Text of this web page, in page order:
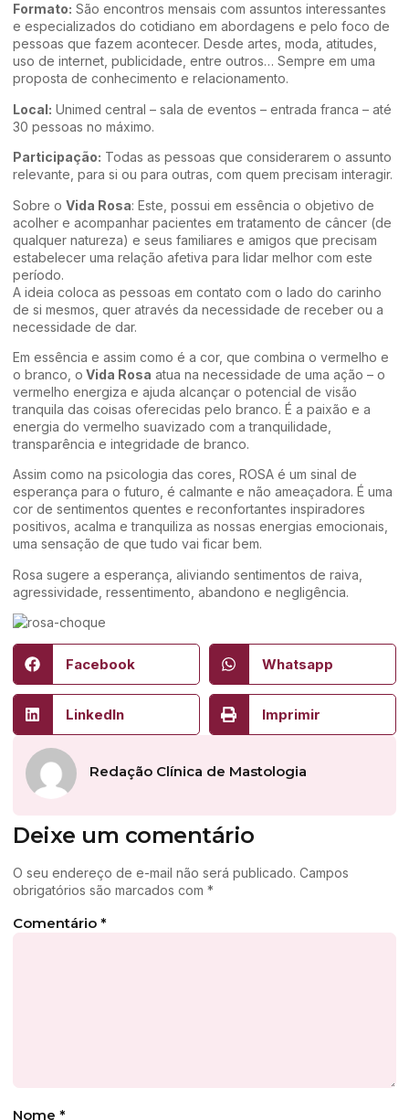
Formato: São encontros mensais com assuntos interessantes
e especializados do cotidiano em abordagens e pelo foco de
pessoas que fazem acontecer. Desde artes, moda, atitudes,
uso de internet, publicidade, entre outros… Sempre em uma
proposta de conhecimento e relacionamento.
Local: Unimed central – sala de eventos – entrada franca – até
30 pessoas no máximo.
Participação: Todas as pessoas que considerarem o assunto
relevante, para si ou para outras, com quem precisam interagir.
Sobre o Vida Rosa: Este, possui em essência o objetivo de
acolher e acompanhar pacientes em tratamento de câncer (de
qualquer natureza) e seus familiares e amigos que precisam
estabelecer uma relação afetiva para lidar melhor com este
período.
A ideia coloca as pessoas em contato com o lado do carinho
de si mesmos, quer através da necessidade de receber ou a
necessidade de dar.
Em essência e assim como é a cor, que combina o vermelho e
o branco, o Vida Rosa atua na necessidade de uma ação – o
vermelho energiza e ajuda alcançar o potencial de visão
tranquila das coisas oferecidas pelo branco. É a paixão e a
energia do vermelho suavizado com a tranquilidade,
transparência e integridade de branco.
Assim como na psicologia das cores, ROSA é um sinal de
esperança para o futuro, é calmante e não ameaçadora. É uma
cor de sentimentos quentes e reconfortantes inspiradores
positivos, acalma e tranquiliza as nossas energias emocionais,
uma sensação de que tudo vai ficar bem.
Rosa sugere a esperança, aliviando sentimentos de raiva,
agressividade, ressentimento, abandono e negligência.
Facebook Whatsapp
LinkedIn Imprimir
Redação Clínica de Mastologia
Deixe um comentário
O seu endereço de e-mail não será publicado. Campos
obrigatórios são marcados com *
Comentário *
Nome *